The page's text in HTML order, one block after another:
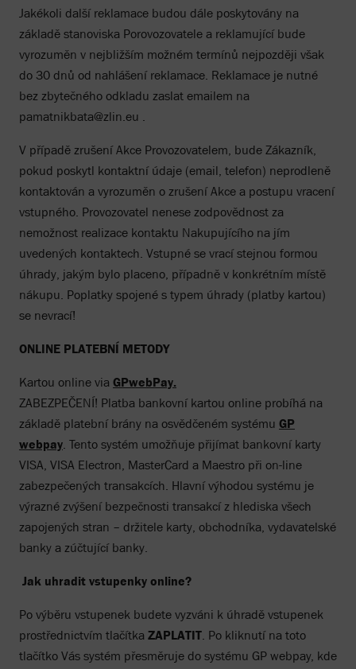
Jakékoli další reklamace budou dále poskytovány na
základě stanoviska Porovozovatele a reklamující bude
vyrozuměn v nejbližším možném termínů nejpozději však
do 30 dnů od nahlášení reklamace. Reklamace je nutné
bez zbytečného odkladu zaslat emailem na
pamatnikbata@zlin.eu .
V případě zrušení Akce Provozovatelem, bude Zákazník,
pokud poskytl kontaktní údaje (email, telefon) neprodleně
kontaktován a vyrozuměn o zrušení Akce a postupu vracení
vstupného. Provozovatel nenese zodpovědnost za
nemožnost realizace kontaktu Nakupujícího na jím
uvedených kontaktech. Vstupné se vrací stejnou formou
úhrady, jakým bylo placeno, případně v konkrétním místě
nákupu. Poplatky spojené s typem úhrady (platby kartou)
se nevrací!
ONLINE PLATEBNÍ METODY
Kartou online viaGPwebPay.
ZABEZPEČENÍ! Platba bankovní kartou online probíhá na
základě platební brány na osvědčeném systému GP
webpay. Tento systém umožňuje přijímat bankovní karty
VISA, VISA Electron, MasterCard a Maestro při on-line
zabezpečených transakcích. Hlavní výhodou systému je
výrazné zvýšení bezpečnosti transakcí z hlediska všech
zapojených stran – držitele karty, obchodníka, vydavatelské
banky a zúčtující banky.
Jak uhradit vstupenky online?
Po výběru vstupenek budete vyzváni k úhradě vstupenek
prostřednictvím tlačítkaZAPLATIT. Po kliknutí na toto
tlačítko Vás systém přesměruje do systému GP webpay, kde